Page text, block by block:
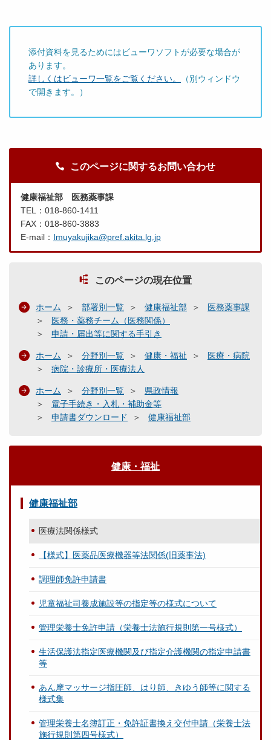
添付資料を見るためにはビューワソフトが必要な場合が
あります。
詳しくはビューワ一覧をご覧ください。
（別ウィンドウ
で開きます。）
このページに関するお問い合わせ
健康福祉部 医務薬事課
TEL：018-860-1411
FAX：018-860-3883
E-mail： Imuyakujika@pref.akita.lg.jp
このページの現在位置
ホーム 部署別一覧 健康福祉部
医務薬事課
医務・薬務チーム（医務関係）
申請・届出等に関する手引き
ホーム 分野別一覧 健康・福祉
医療・病院
病院・診療所・医療法人
ホーム 分野別一覧
県政情報
電子手続き・入札・補助金等
申請書ダウンロード
健康福祉部
健康・福祉
健康福祉部
医療法関係様式
【様式】医薬品医療機器等法関係(旧薬事法)
調理師免許申請書
児童福祉司養成施設等の指定等の様式について
管理栄養士免許申請（栄養士法施行規則第一号様式）
生活保護法指定医療機関及び指定介護機関の指定申請書
等
あん摩マッサージ指圧師、はり師、きゆう師等に関する
様式集
管理栄養士名簿訂正・免許証書換え交付申請（栄養士法
施行規則第四号様式）